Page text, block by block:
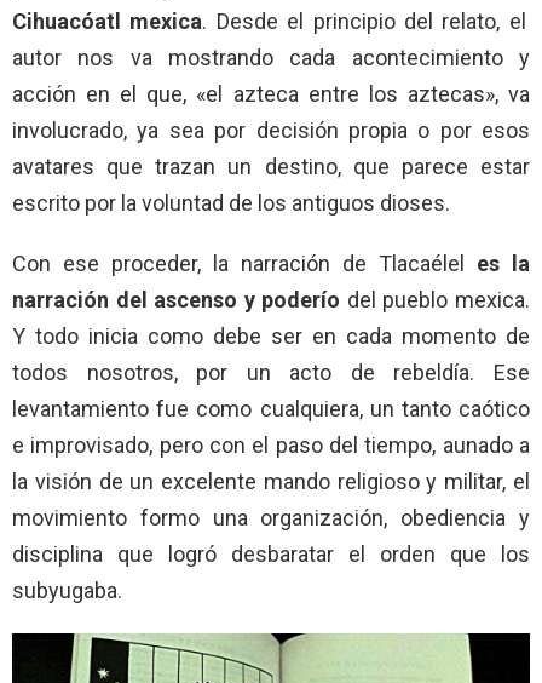
Cihuacóatl mexica. Desde el principio del relato, el
autor nos va mostrando cada acontecimiento y
acción en el que, «el azteca entre los aztecas», va
involucrado, ya sea por decisión propia o por esos
avatares que trazan un destino, que parece estar
escrito por la voluntad de los antiguos dioses.
Con ese proceder, la narración de Tlacaélel es la
narración del ascenso y poderío del pueblo mexica.
Y todo inicia como debe ser en cada momento de
todos nosotros, por un acto de rebeldía. Ese
levantamiento fue como cualquiera, un tanto caótico
e improvisado, pero con el paso del tiempo, aunado a
la visión de un excelente mando religioso y militar, el
movimiento formo una organización, obediencia y
disciplina que logró desbaratar el orden que los
subyugaba.